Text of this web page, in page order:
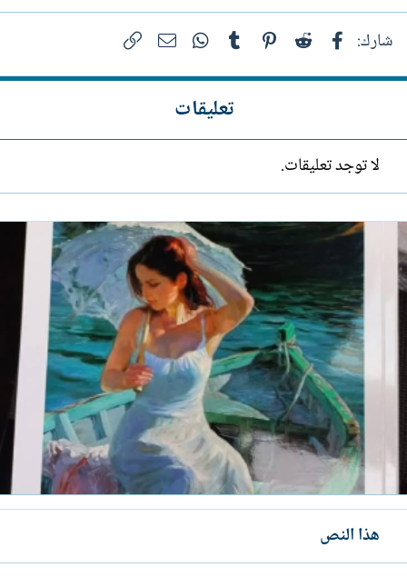
شارك: فيسبوك Reddit
Pinterest
Tumblr
WhatsAppالبريد الإلكتروني
تعليقات
لا توجد تعليقات.
هذا النص